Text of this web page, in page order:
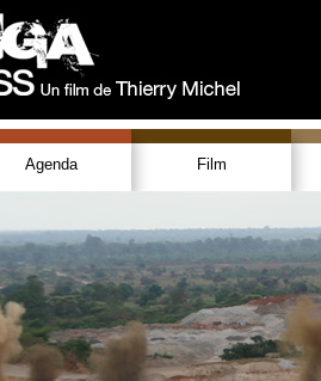
Agenda Film